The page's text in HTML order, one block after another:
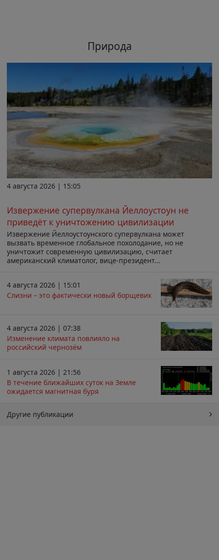
Природа
4 августа 2026 | 15:05
Извержение супервулкана Йеллоустоун не
приведёт к уничтожению цивилизации
Извержение Йеллоустоунского супервулкана может
вызвать временное глобальное похолодание, но не
уничтожит современную цивилизацию, считает
американский климатолог, вице-президент...
4 августа 2026 | 15:01
Слизни – это фактически новый борщевик
4 августа 2026 | 07:38
Изменение климата повлияло на
российский чернозём
1 августа 2026 | 21:56
В течение ближайших суток на Земле
ожидается магнитная буря
Другие публикации